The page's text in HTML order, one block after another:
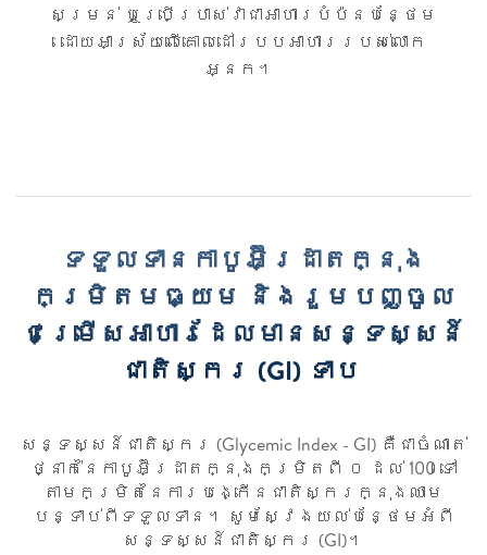
សម្រន់ ឬប្រើប្រាស់វាជាអាហារបំប៉នបន្ថែម
ដោយអាស្រ័យលើគោលដៅរបបអាហាររបស់លោក
អ្នក។
ទទួលទានកាបូអ៊ីដ្រាតក្នុង
កម្រិតមធ្យម និងរួមបញ្ចូល
ជម្រើសអាហារដែលមានសន្ទស្សន៍
ជាតិស្ករ (GI) ទាប
សន្ទស្សន៍ជាតិស្ករ (Glycemic Index - GI) គឺជាចំណាត់
ថ្នាក់នៃកាបូអ៊ីដ្រាតក្នុងកម្រិតពី ០ ដល់ 100 ទៅ
តាមកម្រិតនៃការបង្កើនជាតិស្ករក្នុងឈាម
បន្ទាប់ពីទទួលទាន។ សូមស្វែងយល់បន្ថែមអំពី
សន្ទស្សន៍ជាតិស្ករ (GI)។